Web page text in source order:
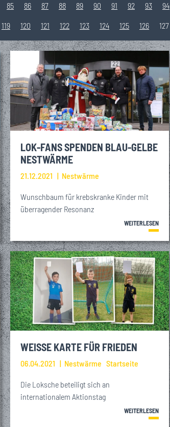
85 86 87 88 89 90 91 92 93 94
119 120 121 122 123 124 125 126 127
LOK-FANS SPENDEN BLAU-GELBE
NESTWÄRME
21.12.2021 Nestwärme
Wunschbaum für krebskranke Kinder mit
überragender Resonanz
WEITERLESEN
WEISSE KARTE FÜR FRIEDEN
06.04.2021 Nestwärme Startseite
Die Loksche beteiligt sich an
internationalem Aktionstag
WEITERLESEN